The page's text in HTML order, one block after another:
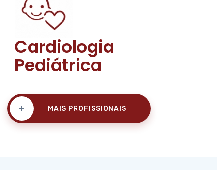
Cardiologia
Pediátrica
+ MAIS PROFISSIONAIS